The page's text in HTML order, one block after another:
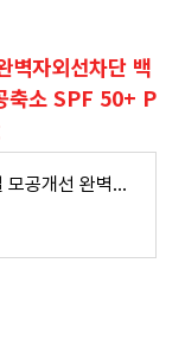
벽자외선차단 백
축소 SPF 50+ P
국내유일 병풀 엑소좀 7일 모공개선 완벽자외선차단 백탁제로 촉촉수딩 선스틱 피부탄력 모공축